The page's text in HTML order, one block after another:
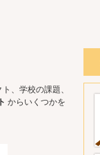
、学校の課題、
からいくつかを